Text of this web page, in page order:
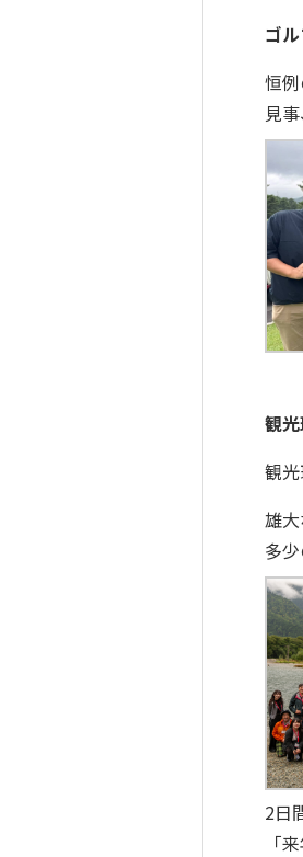
ゴ
恒
見
観
観
雄
多
2日
「